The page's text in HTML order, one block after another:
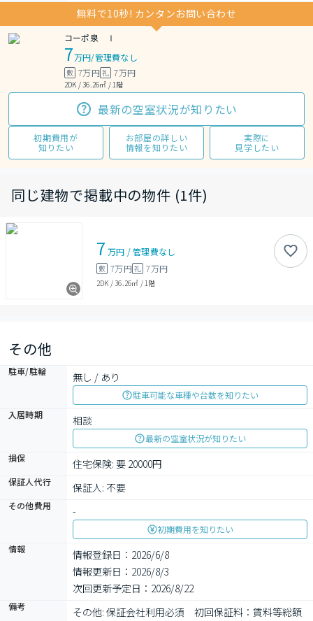
無料で10秒! カンタンお問い合わせ
コーポ泉 Ⅰ
7万円/管理費なし
敷 7万円礼 7万円
2DK / 36.26㎡ / 1階
最新の空室状況が知りたい
初期費用が
知りたい
お部屋の詳しい
情報を知りたい
実際に
見学したい
同じ建物で掲載中の物件 (1件)
7 万円 /管理費なし
敷 7万円礼 7万円
2DK /36.26㎡ / 1階
その他
駐車/駐輪 無し / あり
駐車可能な車種や台数を知りたい
入居時期
相談
最新の空室状況が知りたい
損保
住宅保険: 要 20000円
保証人代行 保証人: 不要
その他費用 -
初期費用を知りたい
情報
情報登録日：2026/6/8
情報更新日：2026/8/3
次回更新予定日：2026/8/22
備考
その他: 保証会社利用必須　初回保証料：賃料等総額